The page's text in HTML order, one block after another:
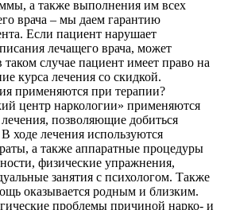
а также выполнения им всех
врача – мы даем гарантию
Если пациент нарушает
лечащего врача, может
случае пациент имеет право на
курса лечения со скидкой.
применяются при терапии?
центр наркологии» применяются
позволяющие добиться
ходе лечения используются
а также аппаратные процедуры
физические упражнения,
занятия с психологом. Также
оказывается родным и близким.
проблемы причиной нарко- и